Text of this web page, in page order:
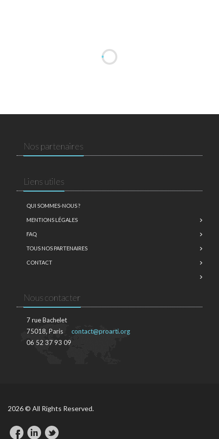
Nos partenaires
Liens utiles
QUI SOMMES-NOUS ?
MENTIONS LÉGALES
FAQ
TOUS NOS PARTENAIRES
CONTACT
Nous contacter
7 rue Bachelet
75018, Paris
06 52 37 93 09
contact@proarti.org
2026 © All Rights Reserved.